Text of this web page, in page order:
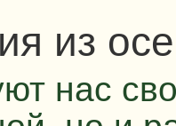
из
нас